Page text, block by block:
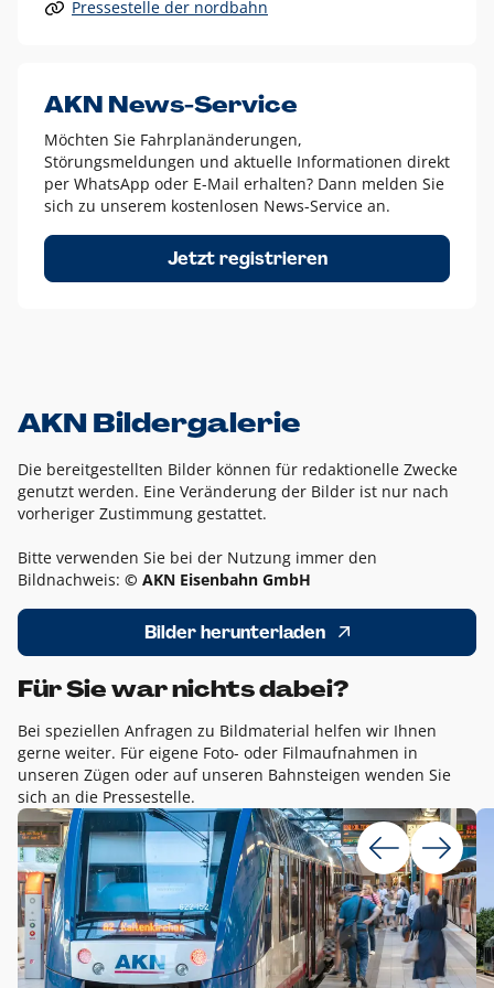
Alle anderen Logo-Varianten dürfen nur in Ausnahmefällen
Diese Ausnahmen sind zum Beispiel:
dem AKN Blau,
weißes Logo auf Fotohintergründen,
schwarzes Logo für reine Schwarz-Weiß-Umsetzungen
Um das Logo herum muss ein Schutzraum von jeweils einer
Höhe bzw. Breite des N aus AKN in alle Richtungen
Pressestelle der nordbahn
AKN News-Service
Möchten Sie Fahrplanänderungen,
Störungsmeldungen und aktuelle Informationen direkt
per WhatsApp oder E-Mail erhalten? Dann melden Sie
sich zu unserem kostenlosen News-Service an.
Jetzt registrieren
AKN Bildergalerie
Die bereitgestellten Bilder können für redaktionelle Zwecke
genutzt werden. Eine Veränderung der Bilder ist nur nach
vorheriger Zustimmung gestattet.
Bitte verwenden Sie bei der Nutzung immer den
Bildnachweis: © AKN Eisenbahn GmbH
Bilder herunterladen
Für Sie war nichts dabei?
Bei speziellen Anfragen zu Bildmaterial helfen wir Ihnen
gerne weiter. Für eigene Foto- oder Filmaufnahmen in
unseren Zügen oder auf unseren Bahnsteigen wenden Sie
sich an die Pressestelle.